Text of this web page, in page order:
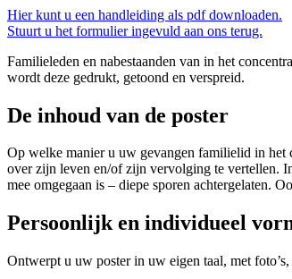
Hier kunt u een handleiding als pdf downloaden.
Stuurt u het formulier ingevuld aan ons terug.
Familieleden en nabestaanden van in het
wordt deze gedrukt, getoond en verspreid.
De inhoud van de poster
Op welke manier u uw gevangen familielid in het
over zijn leven en/of zijn vervolging te vertellen.
mee omgegaan is – diepe sporen achtergelaten.
Persoonlijk en individueel
Ontwerpt u uw poster in uw eigen taal, met